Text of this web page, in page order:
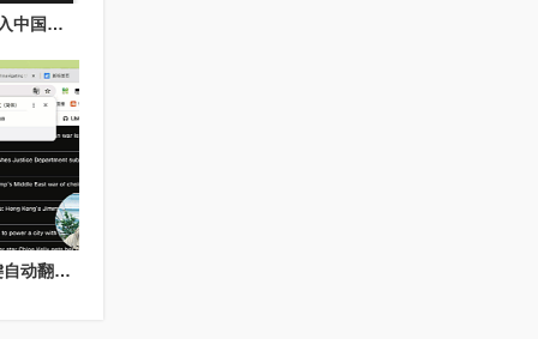
homeassistant能够接入中国联通数据 ，可以查看每月费用等数据详情
解决chrome浏览器一键自动翻译功能失效的问题